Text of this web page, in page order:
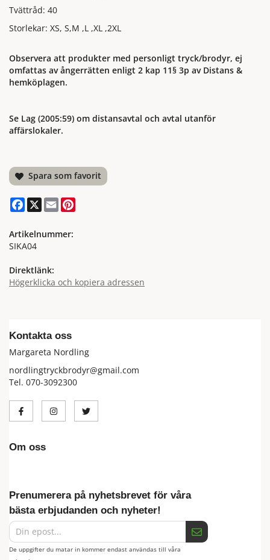
Tvättråd: 40
Storlekar: XS, S,M ,L ,XL ,2XL
Observera att produkter med personligt tryck/brodyr, ej
omfattas av ångerrätten enligt 2 kap 11§ 3p av Distans &
hemköplagen.
Se Lag (2005:59) om distansavtal och avtal utanför
affärslokaler.
Spara som favorit
Facebook
X Email
Artikelnummer:
SIKA04
Direktlänk:
Högerklicka och kopiera adressen
Kontakta oss
Margareta Nordling
nordlingtryckbrodyr@gmail.com
Tel. 070-3092300
Om oss
Prenumerera på nyhetsbrevet för våra
bästa erbjudanden och nyheter!
De uppgifter du matar in kommer endast användas till våra